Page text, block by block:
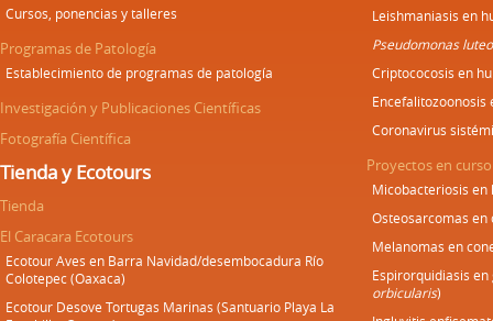
Cursos, ponencias y talleres
Programas de Patología
Establecimiento de programas de patología
Investigación y Publicaciones Científicas
Fotografía Científica
Tienda y Ecotours
Tienda
El Caracara Ecotours
Ecotour Aves en Barra Navidad/desembocadura Río
Colotepec (Oaxaca)
Ecotour Desove Tortugas Marinas (Santuario Playa La
Leishmaniasis en
Pseudomonas
Criptococosis en
Coronavirus
Proyectos en curso
Micobacteriosis en
Osteosarcomas en
Melanomas en
Espirorquidiasis
orbicularis)